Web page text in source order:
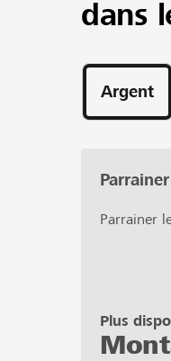
dans
Argent
Parrainer
Parrainer
Plus